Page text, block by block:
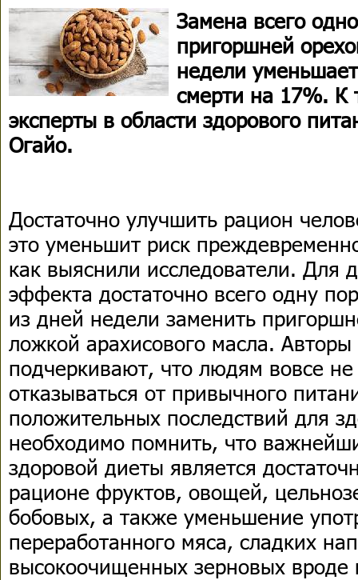
Замена всего
пригоршней
недели
смерти на 17%. К
эксперты в области здорового
Огайо.
Достаточно улучшить рацион
это уменьшит риск
как выяснили исследователи. Для
эффекта достаточно всего одну
из дней недели заменить
ложкой арахисового масла.
подчеркивают, что людям вовсе не
отказываться от привычного
положительных последствий для
необходимо помнить, что
здоровой диеты является
рационе фруктов, овощей,
бобовых, а также уменьшение
переработанного мяса, сладких
высокоочищенных зерновых